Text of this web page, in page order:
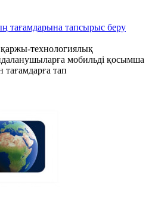
тағамдарына тапсырыс беру
қаржы-технологиялық
мобильді қосымша
тап